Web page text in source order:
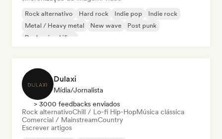
Rock alternativo Hard rock Indie pop
Indie rock
Metal / Heavy metal
New wave
Post punk
Rock psicodélico
Dulaxi
Mídia/Jornalista
> 3000 feedbacks enviados
Rock alternativoChill / Lo-fi Hip-HopMúsica clássica
Comercial / MainstreamCountry
Escrever artigos